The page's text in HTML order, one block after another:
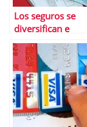
Los seguros se
diversifican e
innovan ante la